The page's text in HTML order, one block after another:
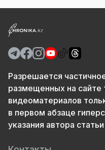
Разрешается
размещенных на сайте
видеоматериалов
в первом абзаце
указания автора статьи